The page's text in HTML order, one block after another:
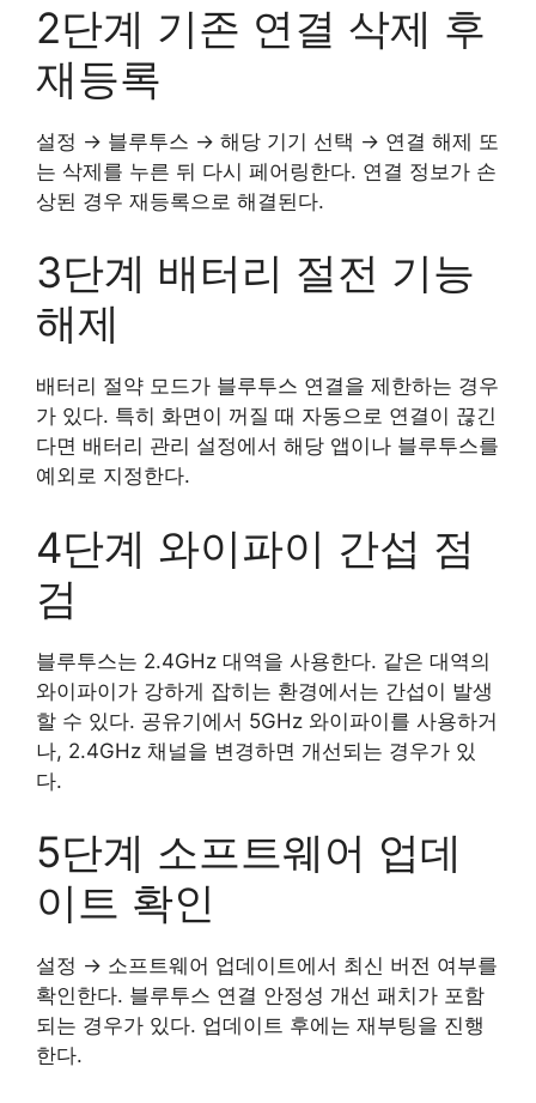
2단계 기존 연결 삭제 후
재등록
설정 → 블루투스 → 해당 기기 선택 → 연결 해제 또
는 삭제를 누른 뒤 다시 페어링한다. 연결 정보가 손
상된 경우 재등록으로 해결된다.
3단계 배터리 절전 기능
해제
배터리 절약 모드가 블루투스 연결을 제한하는 경우
가 있다. 특히 화면이 꺼질 때 자동으로 연결이 끊긴
다면 배터리 관리 설정에서 해당 앱이나 블루투스를
예외로 지정한다.
4단계 와이파이 간섭 점
검
블루투스는 2.4GHz 대역을 사용한다. 같은 대역의
와이파이가 강하게 잡히는 환경에서는 간섭이 발생
할 수 있다. 공유기에서 5GHz 와이파이를 사용하거
나, 2.4GHz 채널을 변경하면 개선되는 경우가 있
다.
5단계 소프트웨어 업데
이트 확인
설정 → 소프트웨어 업데이트에서 최신 버전 여부를
확인한다. 블루투스 연결 안정성 개선 패치가 포함
되는 경우가 있다. 업데이트 후에는 재부팅을 진행
한다.